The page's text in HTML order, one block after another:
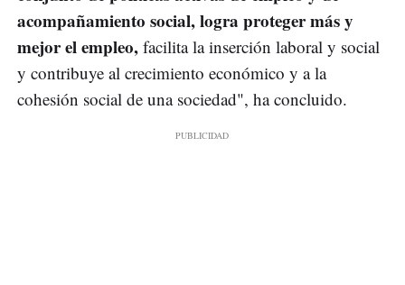
acompañamiento social, logra proteger más y
mejor el empleo, facilita la inserción laboral y social
y contribuye al crecimiento económico y a la
cohesión social de una sociedad", ha concluido.